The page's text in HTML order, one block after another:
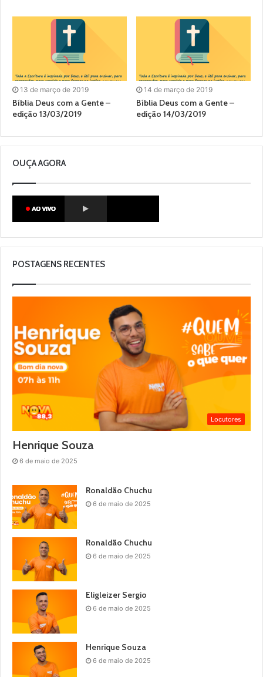
13 de março de 2019
Bíblia Deus com a Gente –
edição 13/03/2019
14 de março de 2019
Bíblia Deus com a Gente –
edição 14/03/2019
OUÇA AGORA
POSTAGENS RECENTES
Locutores
Henrique Souza
6 de maio de 2025
Ronaldão Chuchu
6 de maio de 2025
Ronaldão Chuchu
6 de maio de 2025
Eligleizer Sergio
6 de maio de 2025
Henrique Souza
6 de maio de 2025